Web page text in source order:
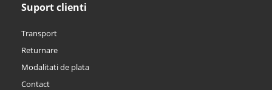
Suport clienti
Transport
Returnare
Modalitati de plata
Contact